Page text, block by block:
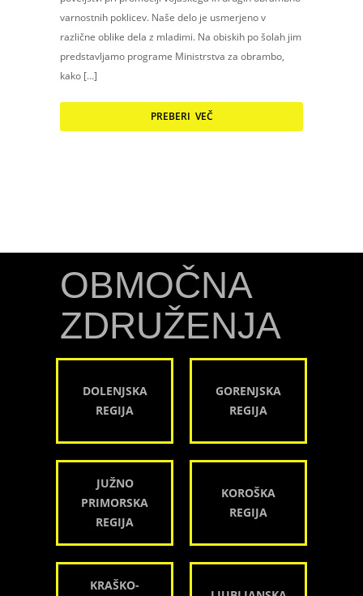
varnostnih poklicev. Naše delo je usmerjeno v
različne oblike dela z mladimi. Na obiskih po šolah jim
predstavljamo programe Ministrstva za obrambo,
kako […]
PREBERI VEČ
OBMOČNA
ZDRUŽENJA
DOLENJSKA
REGIJA
GORENJSKA
REGIJA
JUŽNO
PRIMORSKA
REGIJA
KOROŠKA
REGIJA
KRAŠKO-